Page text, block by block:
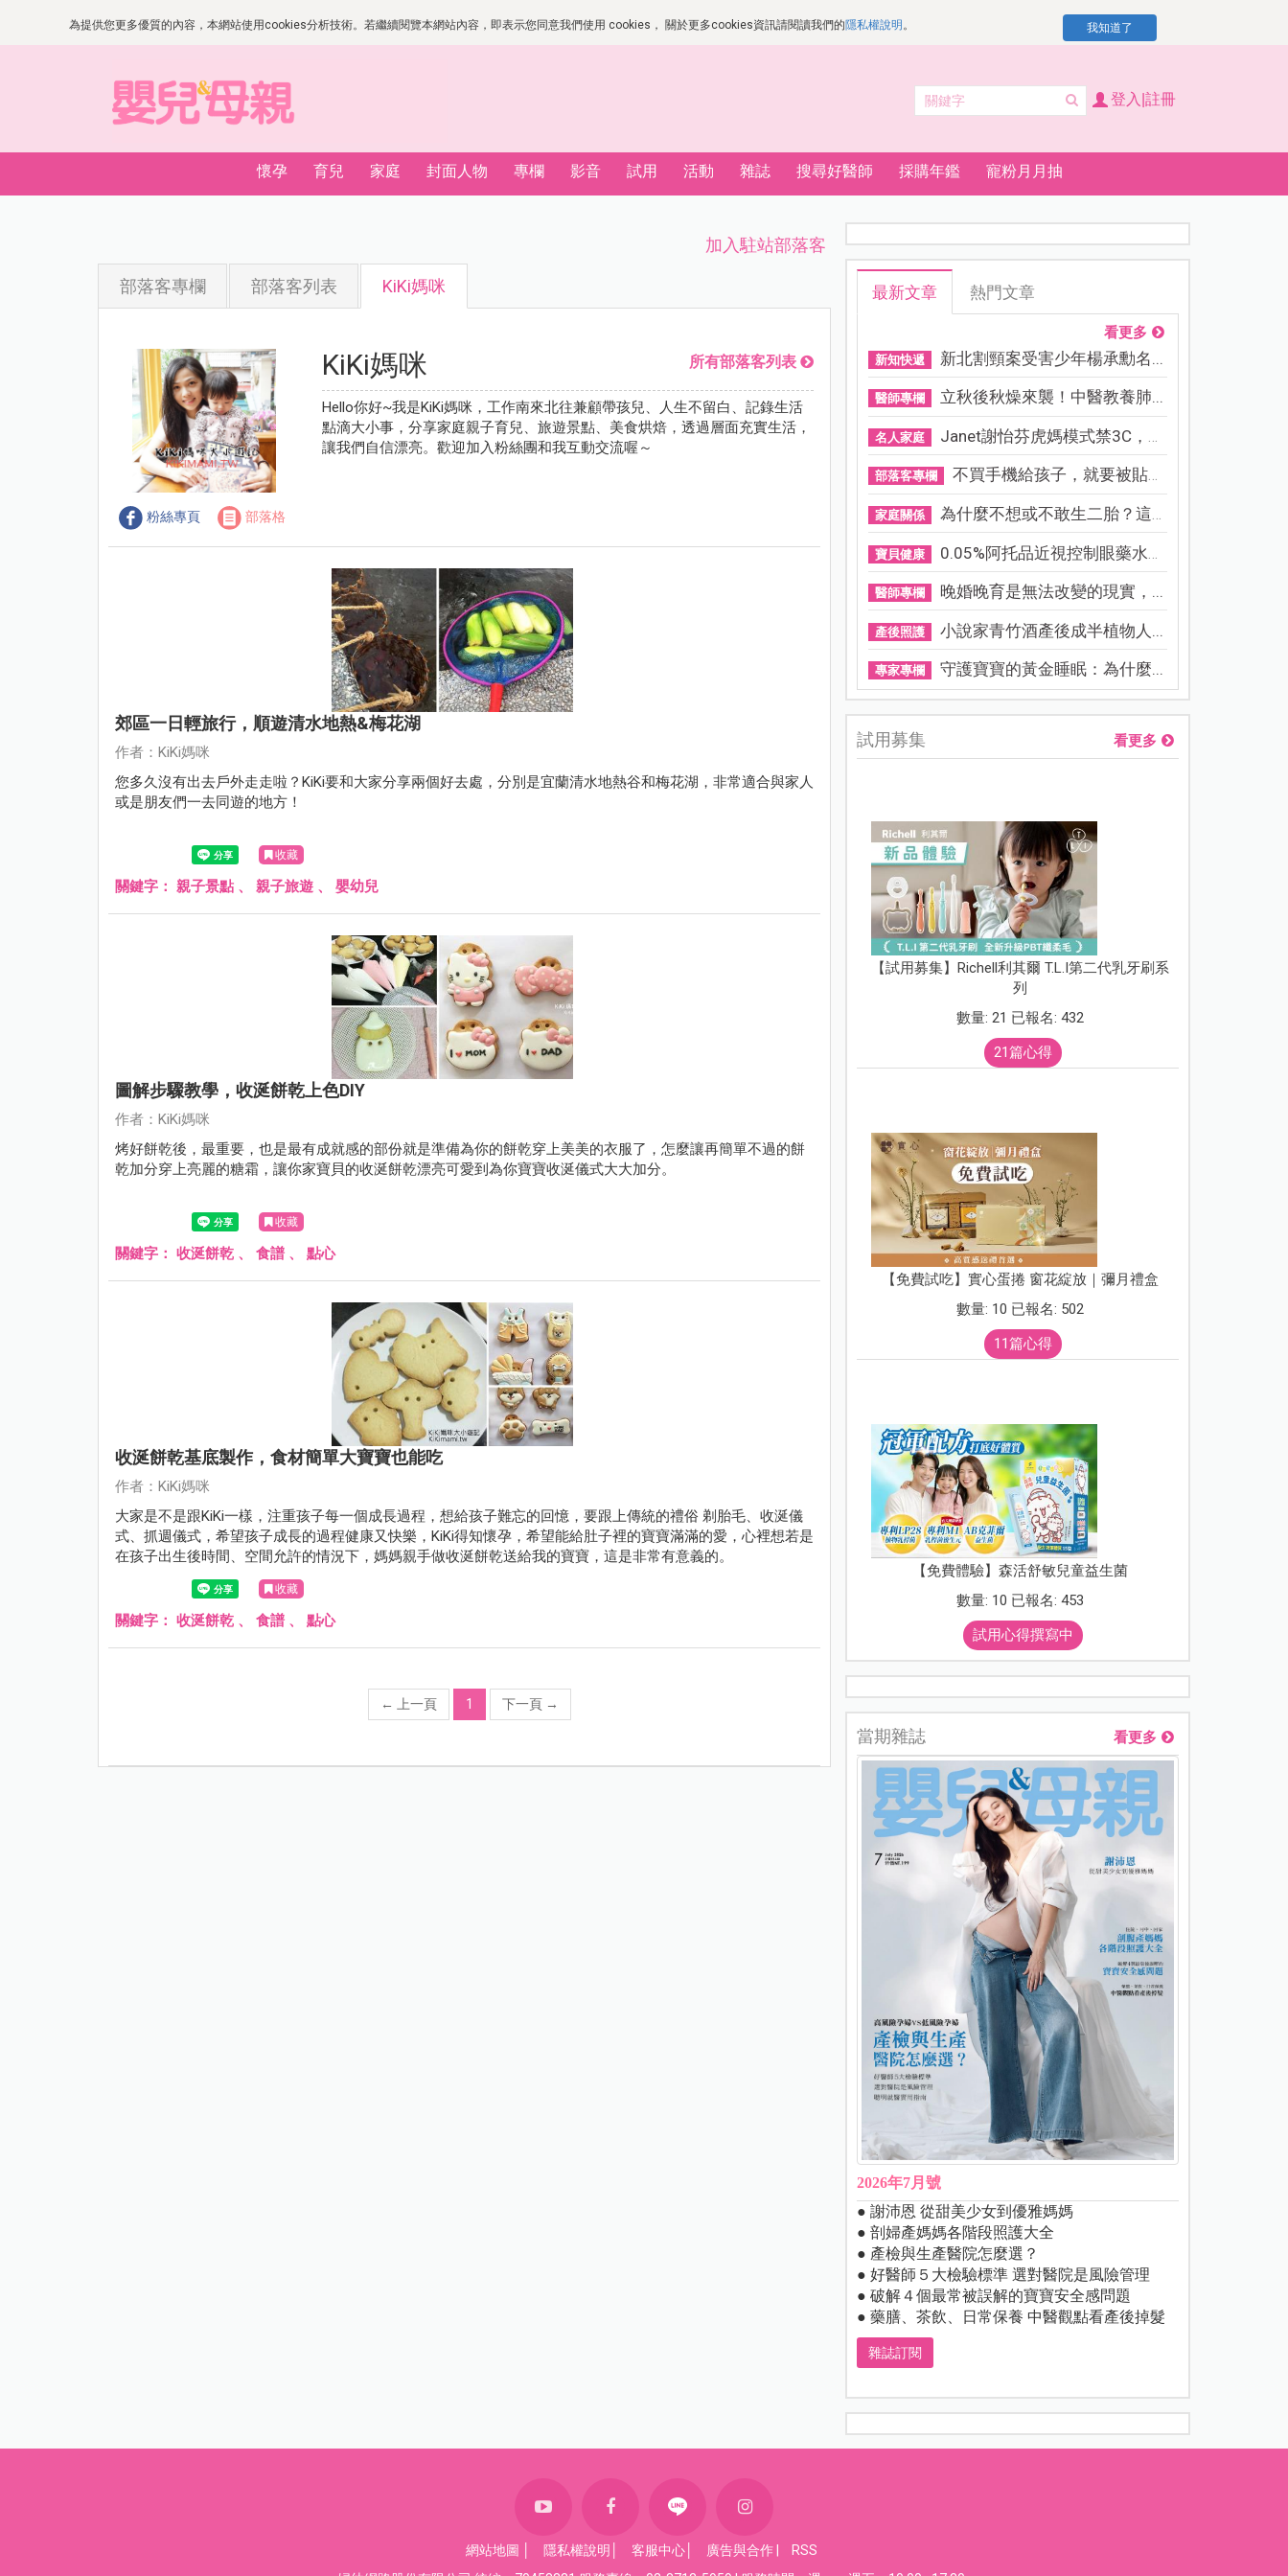
為提供您更多優質的內容，本網站使用cookies分析技術。若繼續閱覽本網站內容，即表示您同意我們使用 cookies， 關於更多cookies資訊請閱讀我們的隱私權說明 。 我知道了
登入|註冊
懷孕 育兒 家庭 封面人物 專欄 影音 試用 活動 雜誌 搜尋好醫師 採購年鑑 寵粉月月抽
加入駐站部落客
部落客專欄 部落客列表 KiKi媽咪
粉絲專頁 部落格
KiKi媽咪 所有部落客列表
Hello你好~我是KiKi媽咪，工作南來北往兼顧帶孩兒、人生不留白、記錄生活
點滴大小事，分享家庭親子育兒、旅遊景點、美食烘焙，透過層面充實生活，
讓我們自信漂亮。歡迎加入粉絲團和我互動交流喔～
郊區一日輕旅行，順遊清水地熱&梅花湖
作者：KiKi媽咪
您多久沒有出去戶外走走啦？KiKi要和大家分享兩個好去處，分別是宜蘭清水地熱谷和梅花湖，非常適合與家人
或是朋友們一去同遊的地方！
收藏
關鍵字： 親子景點 、 親子旅遊 、 嬰幼兒
圖解步驟教學，收涎餅乾上色DIY
作者：KiKi媽咪
烤好餅乾後，最重要，也是最有成就感的部份就是準備為你的餅乾穿上美美的衣服了，怎麼讓再簡單不過的餅
乾加分穿上亮麗的糖霜，讓你家寶貝的收涎餅乾漂亮可愛到為你寶寶收涎儀式大大加分。
收藏
關鍵字： 收涎餅乾 、 食譜 、 點心
收涎餅乾基底製作，食材簡單大寶寶也能吃
作者：KiKi媽咪
大家是不是跟KiKi一樣，注重孩子每一個成長過程，想給孩子難忘的回憶，要跟上傳統的禮俗 剃胎毛、收涎儀
式、抓週儀式，希望孩子成長的過程健康又快樂，KiKi得知懷孕，希望能給肚子裡的寶寶滿滿的愛，心裡想若是
在孩子出生後時間、空間允許的情況下，媽媽親手做收涎餅乾送給我的寶寶，這是非常有意義的。
收藏
關鍵字： 收涎餅乾 、 食譜 、 點心
← 上一頁 1 下一頁 →
最新文章 熱門文章
看更多
新知快遞 新北割頸案受害少年楊承勳名...
醫師專欄 立秋後秋燥來襲！中醫教養肺...
名人家庭 Janet謝怡芬虎媽模式禁3C，看...
部落客專欄 不買手機給孩子，就要被貼「...
家庭關係 為什麼不想或不敢生二胎？這8...
寶貝健康 0.05%阿托品近視控制眼藥水納...
醫師專欄 晚婚晚育是無法改變的現實，...
產後照護 小說家青竹酒產後成半植物人...
專家專欄 守護寶寶的黃金睡眠：為什麼...
試用募集 看更多
【試用募集】Richell利其爾 T.L.I第二代乳牙刷系
列
數量: 21 已報名: 432
21篇心得
【免費試吃】實心蛋捲 窗花綻放｜彌月禮盒
數量: 10 已報名: 502
11篇心得
【免費體驗】森活舒敏兒童益生菌
數量: 10 已報名: 453
試用心得撰寫中
當期雜誌 看更多
2026年7月號
● 謝沛恩 從甜美少女到優雅媽媽
● 剖婦產媽媽各階段照護大全
● 產檢與生產醫院怎麼選？
● 好醫師５大檢驗標準 選對醫院是風險管理
● 破解４個最常被誤解的寶寶安全感問題
● 藥膳、茶飲、日常保養 中醫觀點看產後掉髮
雜誌訂閱
網站地圖 隱私權說明 客服中心 廣告與合作
RSS